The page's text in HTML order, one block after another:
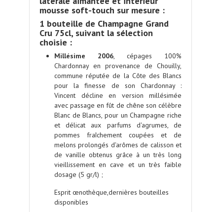
mousse soft-touch sur mesure :
1 bouteille de Champagne Grand
Cru 75cl, suivant la sélection
choisie :
Millésime 2006, cépages 100%
Chardonnayen provenance de Chouilly,
commune réputée de la Côte des Blancs
pour la finesse de son Chardonnay :
Vincent décline en version millésimée
avecpassage en fût de chêne son célèbre
Blanc de Blancs, pour un Champagne riche
et délicat aux parfums d'agrumes, de
pommes fraîchement coupées et de
melons prolongés d'arômes de calisson et
de vanille obtenus grâce à un très long
vieillissement en cave et un très faible
dosage (5 gr/l) ;
Esprit œnothèque,dernières bouteilles
disponibles